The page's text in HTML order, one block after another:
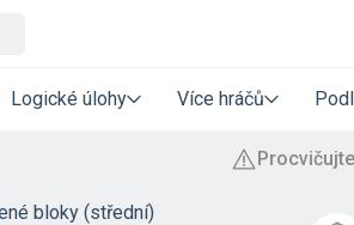
Logické úlohy Více hráčů
bloky (střední)